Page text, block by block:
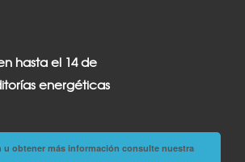
hasta el 14 de
energéticas
u obtener más información consulte nuestra